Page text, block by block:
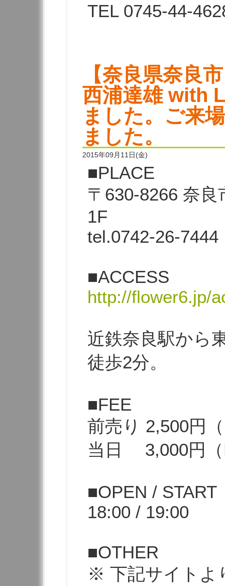
TEL 0745-44-
【奈良県奈良
西浦達雄 with
ました。ご来
ました。
2015年09月11日(金)
■PLACE
〒630-8266 奈
1F
tel.0742-26-7444
■ACCESS
http://flower6.jp/
近鉄奈良駅から
徒歩2分。
■FEE
前売り 2,500
当日 3,000円
■OPEN / START
18:00 / 19:00
■OTHER
※ 下記サイトよ